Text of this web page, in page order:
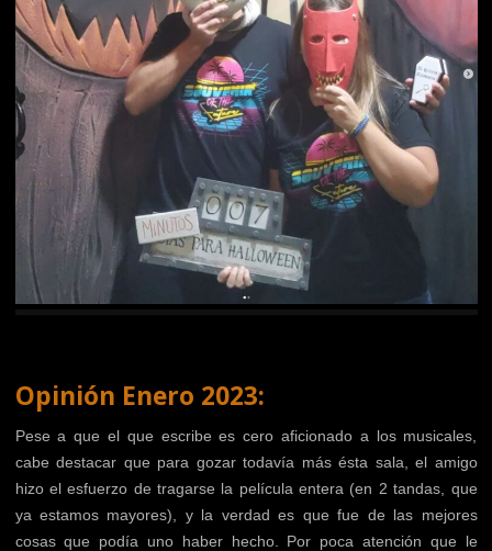
Opinión Enero 2023:
Pese a que el que escribe es cero aficionado a los musicales,
cabe destacar que para gozar todavía más ésta sala, el amigo
hizo el esfuerzo de tragarse la película entera (en 2 tandas, que
ya estamos mayores), y la verdad es que fue de las mejores
cosas que podía uno haber hecho. Por poca atención que le